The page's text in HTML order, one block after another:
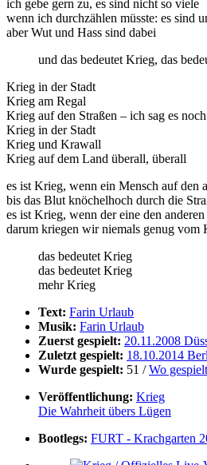
ich gebe gern zu, es sind nicht so viele
wenn ich durchzählen müsste: es sind
aber Wut und Hass sind dabei
und das bedeutet Krieg, das
Krieg in der Stadt
Krieg am Regal
Krieg auf den Straßen – ich sag es
Krieg in der Stadt
Krieg und Krawall
Krieg auf dem Land überall, überall
es ist Krieg, wenn ein Mensch auf den
bis das Blut knöchelhoch durch die
es ist Krieg, wenn der eine den anderen
darum kriegen wir niemals genug vom
das bedeutet Krieg
das bedeutet Krieg
mehr Krieg
Text: Farin Urlaub
Musik: Farin Urlaub
Zuerst gespielt: 20.11.2008
Zuletzt gespielt: 18.10.2014
Wurde gespielt: 51 /Wo
Veröffentlichung: Krieg
Die Wahrheit übers Lügen
Bootlegs: FURT - Krachgarten